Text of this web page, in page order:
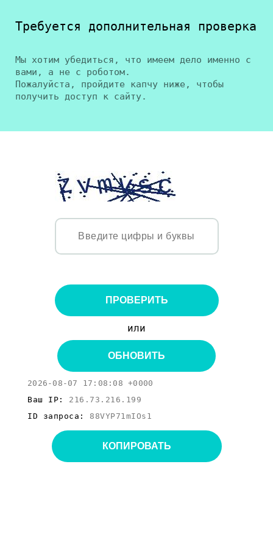
Требуется дополнительная проверка
Мы хотим убедиться, что имеем дело именно с
вами, а не с роботом.
Пожалуйста, пройдите капчу ниже, чтобы
получить доступ к сайту.
ПРОВЕРИТЬ
или
ОБНОВИТЬ
2026-08-07 17:08:08 +0000
Ваш IP: 216.73.216.199
ID запроса: 88VYP71mIOs1
КОПИРОВАТЬ